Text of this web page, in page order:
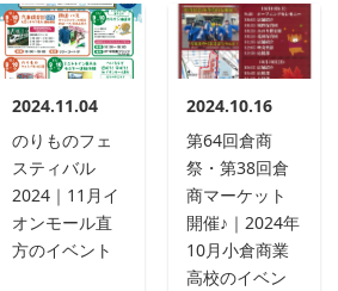
2024.11.04
のりものフェ
スティバル
2024｜11月イ
オンモール直
方のイベント
2024.10.16
第64回倉商
祭・第38回倉
商マーケット
開催♪｜2024年
10月小倉商業
高校のイベン